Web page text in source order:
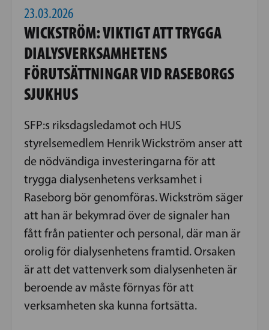
23.03.2026
WICKSTRÖM: VIKTIGT ATT TRYGGA
DIALYSVERKSAMHETENS
FÖRUTSÄTTNINGAR VID RASEBORGS
SJUKHUS
SFP:s riksdagsledamot och HUS
styrelsemedlem Henrik Wickström anser att
de nödvändiga investeringarna för att
trygga dialysenhetens verksamhet i
Raseborg bör genomföras. Wickström säger
att han är bekymrad över de signaler han
fått från patienter och personal, där man är
orolig för dialysenhetens framtid. Orsaken
är att det vattenverk som dialysenheten är
beroende av måste förnyas för att
verksamheten ska kunna fortsätta.